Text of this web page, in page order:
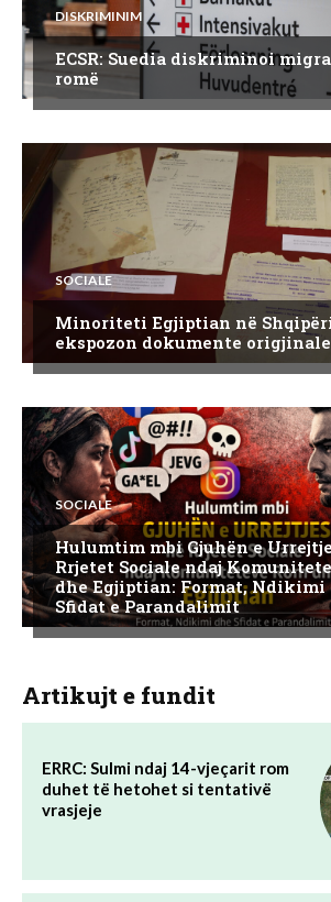
DISKRIMINIM
ECSR: Suedia diskriminoi
romë
SOCIALE
Minoriteti Egjiptian në
ekspozon dokumente origjinale
SOCIALE
Hulumtim mbi Gjuhën e
Rrjetet Sociale ndaj
dhe Egjiptian: Format, Ndikimi
Sfidat e Parandalimit
Artikujt e fundit
ERRC: Sulmi ndaj 14-vjeçarit rom
duhet të hetohet si tentativë
vrasjeje